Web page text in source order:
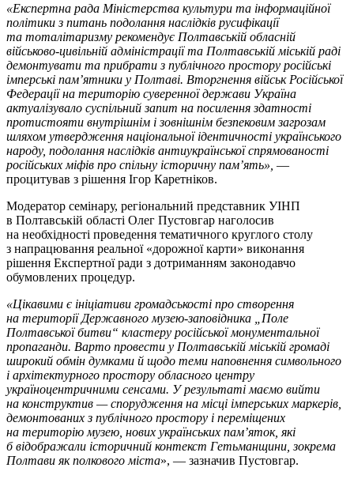
«Експертна рада Міністерства культури та інформаційної
політики з питань подолання наслідків русифікації
та тоталітаризму рекомендує Полтавській обласній
військово-цивільній адміністрації та Полтавській міській раді
демонтувати та прибрати з публічного простору російські
імперські пам’ятники у Полтаві. Вторгнення військ Російської
Федерації на територію суверенної держави Україна
актуалізувало суспільний запит на посилення здатності
протистояти внутрішнім і зовнішнім безпековим загрозам
шляхом утвердження національної ідентичності українського
народу, подолання наслідків антиукраїнської спрямованості
російських міфів про спільну історичну пам’ять», —
процитував з рішення Ігор Каретніков.
Модератор семінару, регіональний представник УІНП
в Полтавській області Олег Пустовгар наголосив
на необхідності проведення тематичного круглого столу
з напрацювання реальної «дорожної карти» виконання
рішення Експертної ради з дотриманням законодавчо
обумовлених процедур.
«Цікавими є ініціативи громадськості про створення
на території Державного музею-заповідника „Поле
Полтавської битви“ кластеру російської монументальної
пропаганди. Варто провести у Полтавській міській громаді
широкий обмін думками й щодо теми наповнення символьного
і архітектурного простору обласного центру
україноцентричними сенсами. У результаті маємо вийти
на конструктив — спорудження на місці імперських маркерів,
демонтованих з публічного простору і переміщених
на територію музею, нових українських пам’яток, які
б відображали історичний контекст Гетьманщини, зокрема
Полтави як полкового міста», — зазначив Пустовгар.